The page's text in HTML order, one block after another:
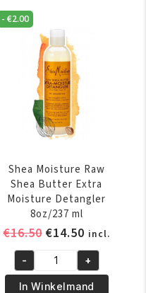
Spray
355
aantal
-€2.00
Shea Moisture Raw
Shea Butter Extra
Moisture Detangler
8oz/237 ml
€16.50 Oorspronkelijke
was:
€16.50.
€14.50Huidige
prijs
is:
€14.50.
incl.
Shea
Moisture
- +
In Winkelmand